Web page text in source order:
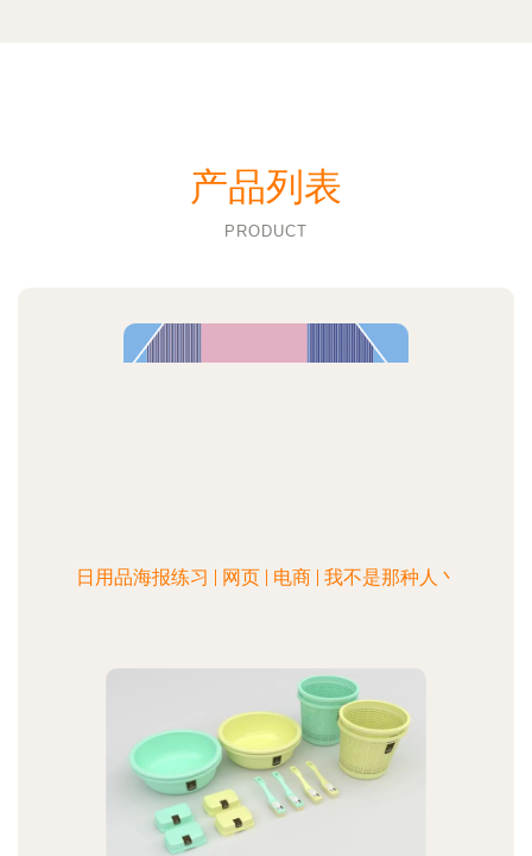
产品列表
PRODUCT
日用品海报练习 | 网页 | 电商 | 我不是那种人丶